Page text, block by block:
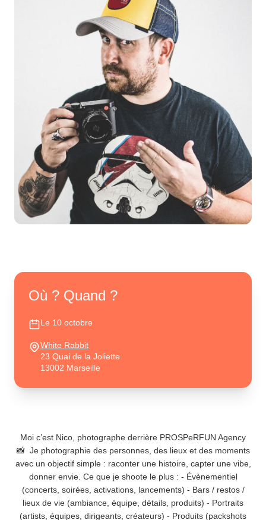
Où ? Quand ?
Le 10 octobre
White Rabbit
23 Quai de la Joliette
13002 Marseille
Moi c’est Nico, photographe derrière PROSPeRFUN Agency
📸 Je photographie des personnes, des lieux et des moments
avec un objectif simple : raconter une histoire, capter une vibe,
donner envie. Ce que je shoote le plus : - Évènementiel
(concerts, soirées, activations, lancements) - Bars / restos /
lieux de vie (ambiance, équipe, détails, produits) - Portraits
(artists, équipes, dirigeants, créateurs) - Produits (packshots